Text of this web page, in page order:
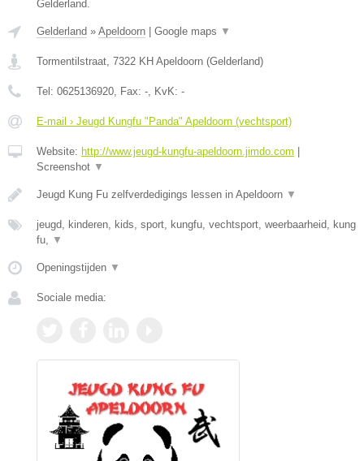
Gelderland.
Gelderland » Apeldoorn Google maps ▼
Tormentilstraat, 7322 KH Apeldoorn (Gelderland)
Tel: 0625136920, Fax: -, KvK: -
E-mail › Jeugd Kungfu "Panda" Apeldoorn (vechtsport)
Website: http://www.jeugd-kungfu-apeldoorn.jimdo.com
Screenshot ▼
Jeugd Kung Fu zelfverdedigings lessen in Apeldoorn ▼
jeugd, kinderen, kids, sport, kungfu, vechtsport, weerbaarheid, kung
fu, ▼
Openingstijden ▼
Sociale media: